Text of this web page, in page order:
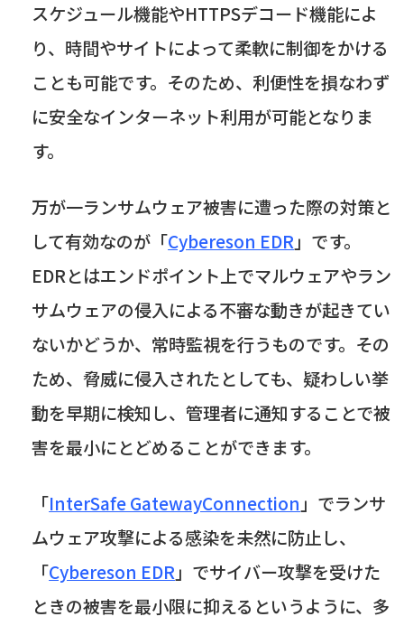
スケジュール機能やHTTPSデコード機能によ
り、時間やサイトによって柔軟に制御をかける
ことも可能です。そのため、利便性を損なわず
に安全なインターネット利用が可能となりま
す。
万が一ランサムウェア被害に遭った際の対策と
して有効なのが「Cybereson EDR」です。
EDRとはエンドポイント上でマルウェアやラン
サムウェアの侵入による不審な動きが起きてい
ないかどうか、常時監視を行うものです。その
ため、脅威に侵入されたとしても、疑わしい挙
動を早期に検知し、管理者に通知することで被
害を最小にとどめることができます。
「InterSafe GatewayConnection 」でランサ
ムウェア攻撃による感染を未然に防止し、
「Cybereson EDR」 でサイバー攻撃を受けた
ときの被害を最小限に抑えるというように、多